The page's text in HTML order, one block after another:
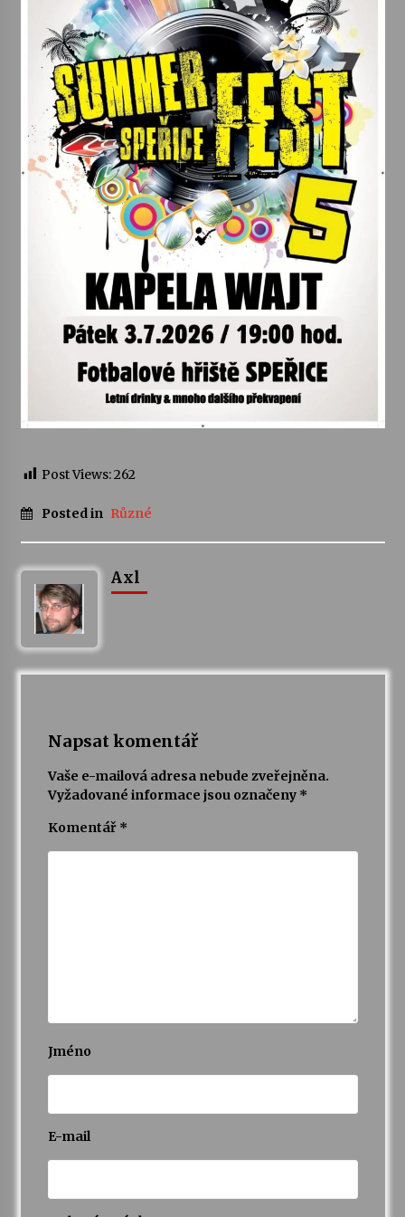
Votavžatský ploty
23. 7. 2026
Letní koncerty ve Stromovce: Rufus Miller
22. 7. 2026
Vysočinka
17. 7. 2026
Ozvěny prázdnin
14. 7. 2026
Za kulturou kousek za Humpolec. V Želivě ožije
odkaz Josefa Čapka
13. 7. 2026
3. 7. 2026
Post Views:262
Posted in Různé
Axl
Napsat komentář
Vaše e-mailová adresa nebude zveřejněna.
Vyžadované informace jsou označeny *
Komentář *
Jméno
E-mail